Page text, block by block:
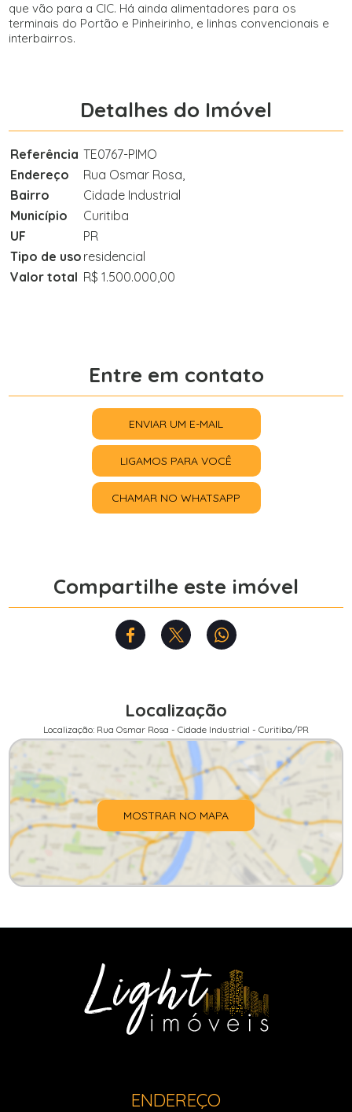
que vão para a CIC. Há ainda alimentadores para os
terminais do Portão e Pinheirinho, e linhas convencionais e
interbairros.
Detalhes do Imóvel
Referência TE0767-PIMO
Endereço
Rua Osmar Rosa,
Bairro
Cidade Industrial
Município
Curitiba
UF
PR
Tipo de uso residencial
Valor total R$ 1.500.000,00
Entre em contato
ENVIAR UM E-MAIL
LIGAMOS PARA VOCÊ
CHAMAR NO WHATSAPP
Compartilhe este imóvel
Localização
Localização: Rua Osmar Rosa - Cidade Industrial - Curitiba/PR
MOSTRAR NO MAPA
ENDEREÇO